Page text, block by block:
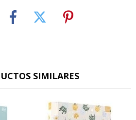
SIMILARES